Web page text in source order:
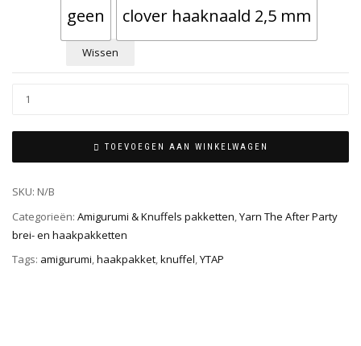
geen clover haaknaald 2,5 mm
Wissen
TOEVOEGEN AAN WINKELWAGEN
SKU: N/B
Categorieën: Amigurumi & Knuffels pakketten Yarn The After Party
brei- en haakpakketten
Tags: amigurumi,haakpakket,knuffel,YTAP